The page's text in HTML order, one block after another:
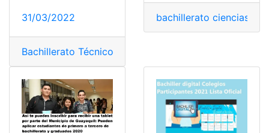
31/03/2022
Bachillerato Técnico
bachillerato ciencias